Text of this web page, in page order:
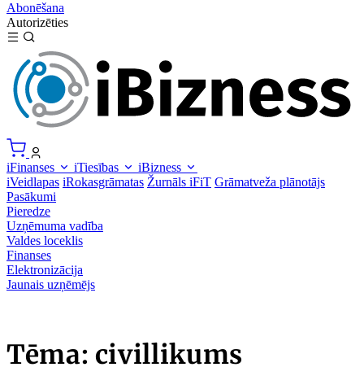
Abonēšana
Autorizēties
iFinanses iTiesības
iBizness
iVeidlapas iRokasgrāmatas Žurnāls iFiT Grāmatveža plānotājs
Pasākumi
Pieredze
Uzņēmuma vadība
Valdes loceklis
Finanses
Elektronizācija
Jaunais uzņēmējs
Tēma: civillikums